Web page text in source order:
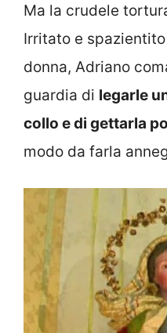
Ma la crudele
Irritato e
donna, Adriano
guardia di legarle
collo e di gettarla
modo da farla